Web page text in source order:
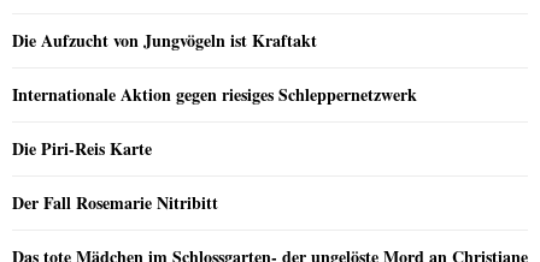
Die Aufzucht von Jungvögeln ist Kraftakt
Internationale Aktion gegen riesiges Schleppernetzwerk
Die Piri-Reis Karte
Der Fall Rosemarie Nitribitt
Das tote Mädchen im Schlossgarten- der ungelöste Mord an Christiane